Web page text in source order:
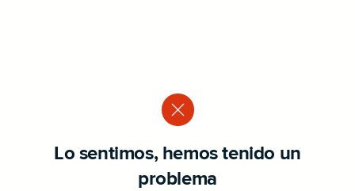
Lo sentimos, hemos tenido un
problema